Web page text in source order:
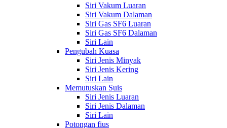
Siri Vakum Luaran
Siri Vakum Dalaman
Siri Gas SF6 Luaran
Siri Gas SF6 Dalaman
Siri Lain
Pengubah Kuasa
Siri Jenis Minyak
Siri Jenis Kering
Siri Lain
Memutuskan Suis
Siri Jenis Luaran
Siri Jenis Dalaman
Siri Lain
Potongan fius